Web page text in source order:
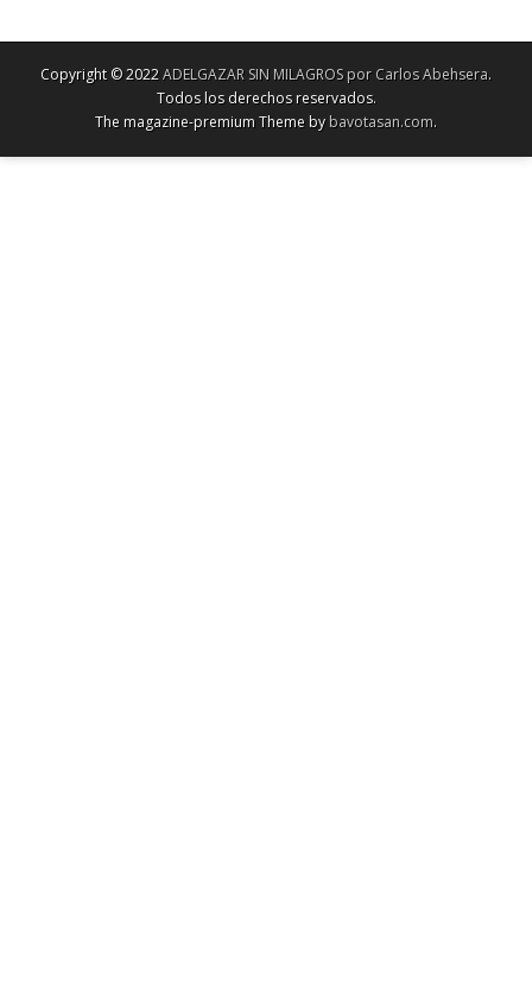
Copyright © 2022ADELGAZAR SIN MILAGROS por Carlos Abehsera.
Todos los derechos reservados.
The magazine-premium Theme bybavotasan.com.